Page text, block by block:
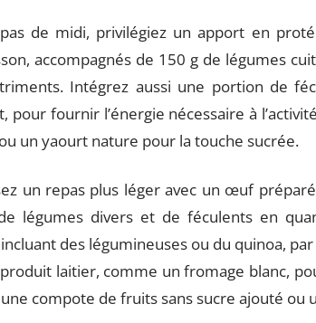
de midi, privilégiez un apport en
accompagnés de 150 g de légumes
Intégrez aussi une portion de
pour fournir l’énergie nécessaire à
un yaourt nature pour la touche sucrée.
un repas plus léger avec un œuf
légumes divers et de féculents en
des légumineuses ou du quinoa,
laitier, comme un fromage blanc,
une compote de fruits sans sucre ajouté ou